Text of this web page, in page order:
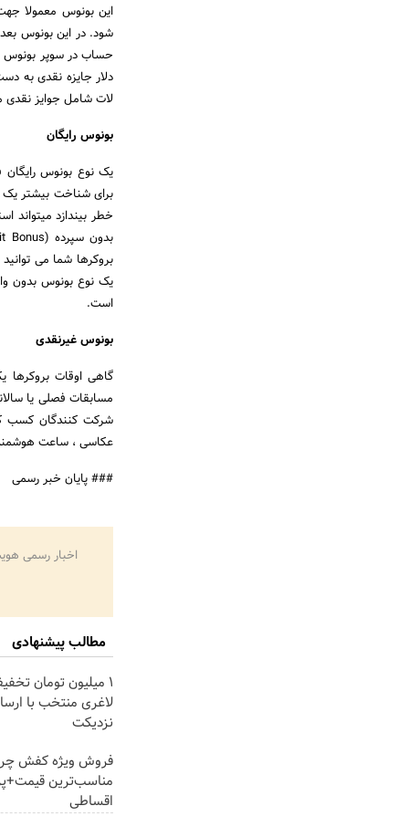
این بونوس معمولا
شود. در این بونوس بعد
لات شامل جوایز
بونوس رایگان
برای شناخت بیشتر
خطر بیندازد میتواند
یک نوع بونوس بدون
است.
بونوس غیرنقدی
گاهی اوقات بروکرها
مسابقات فصلی یا
شرکت کنندگان کسب
عکاسی ، ساعت
### پایان خبر رسمی
اخبار رسمی
مطالب پیشنهادی
۱ میلیون تومان
لاغری منتخب با
نزدیکت
فروش ویژه کفش
مناسب‌ترین
اقساطی